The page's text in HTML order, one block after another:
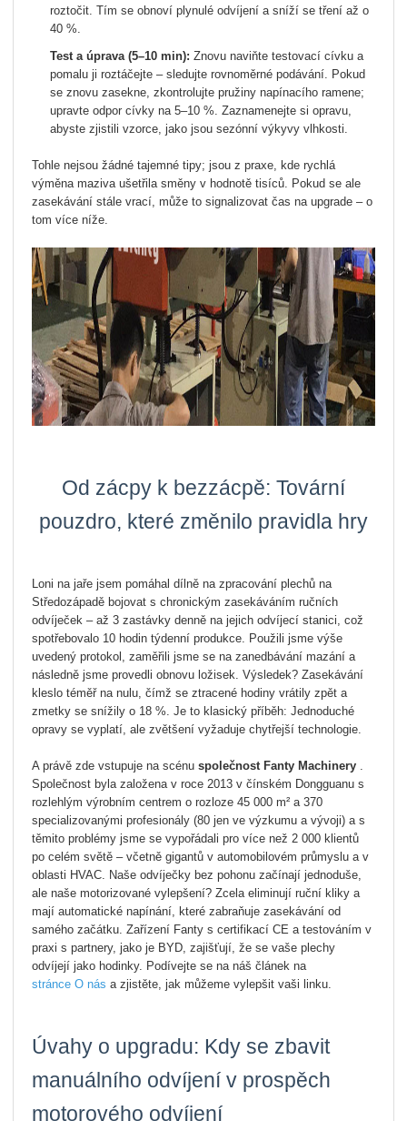
roztočit. Tím se obnoví plynulé odvíjení a sníží se tření až o
40 %.
Test a úprava (5–10 min): Znovu naviňte testovací cívku a
pomalu ji roztáčejte – sledujte rovnoměrné podávání. Pokud
se znovu zasekne, zkontrolujte pružiny napínacího ramene;
upravte odpor cívky na 5–10 %. Zaznamenejte si opravu,
abyste zjistili vzorce, jako jsou sezónní výkyvy vlhkosti.
Tohle nejsou žádné tajemné tipy; jsou z praxe, kde rychlá
výměna maziva ušetřila směny v hodnotě tisíců. Pokud se ale
zasekávání stále vrací, může to signalizovat čas na upgrade – o
tom více níže.
Od zácpy k bezzácpě: Tovární
pouzdro, které změnilo pravidla hry
Loni na jaře jsem pomáhal dílně na zpracování plechů na
Středozápadě bojovat s chronickým zasekáváním ručních
odvíječek – až 3 zastávky denně na jejich odvíjecí stanici, což
spotřebovalo 10 hodin týdenní produkce. Použili jsme výše
uvedený protokol, zaměřili jsme se na zanedbávání mazání a
následně jsme provedli obnovu ložisek. Výsledek? Zasekávání
kleslo téměř na nulu, čímž se ztracené hodiny vrátily zpět a
zmetky se snížily o 18 %. Je to klasický příběh: Jednoduché
opravy se vyplatí, ale zvětšení vyžaduje chytřejší technologie.
A právě zde vstupuje na scénuspolečnost Fanty Machinery .
Společnost byla založena v roce 2013 v čínském Dongguanu s
rozlehlým výrobním centrem o rozloze 45 000 m² a 370
specializovanými profesionály (80 jen ve výzkumu a vývoji) a s
těmito problémy jsme se vypořádali pro více než 2 000 klientů
po celém světě – včetně gigantů v automobilovém průmyslu a v
oblasti HVAC. Naše odvíječky bez pohonu začínají jednoduše,
ale naše motorizované vylepšení? Zcela eliminují ruční kliky a
mají automatické napínání, které zabraňuje zasekávání od
samého začátku. Zařízení Fanty s certifikací CE a testováním v
praxi s partnery, jako je BYD, zajišťují, že se vaše plechy
odvíjejí jako hodinky. Podívejte se na náš článek na
stránce O nás a zjistěte, jak můžeme vylepšit vaši linku.
Úvahy o upgradu: Kdy se zbavit
manuálního odvíjení v prospěch
motorového odvíjení